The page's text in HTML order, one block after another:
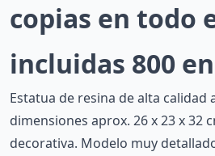
copias en todo
incluidas 800
Estatua de resina de alta calidad
dimensiones aprox. 26 x 23 x 32
decorativa. Modelo muy